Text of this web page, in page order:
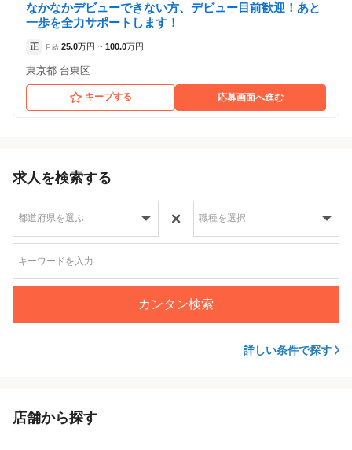
なかなかデビューできない方、デビュー目前歓迎！あと
一歩を全力サポートします！
正 月給 25.0万円 ~ 100.0万円
東京都 台東区
キープする 応募画面へ進む
求人を検索する
カンタン検索
詳しい条件で探す
店舗から探す